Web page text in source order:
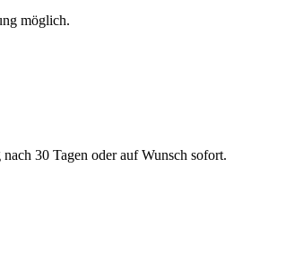
möglich.
30 Tagen oder auf Wunsch sofort.